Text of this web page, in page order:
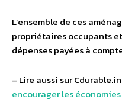
L’ensemble de ces
propriétaires occupants
dépenses payées à
– Lire aussi sur
encourager les